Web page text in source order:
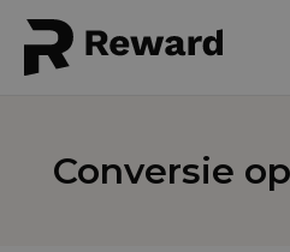
Conversie